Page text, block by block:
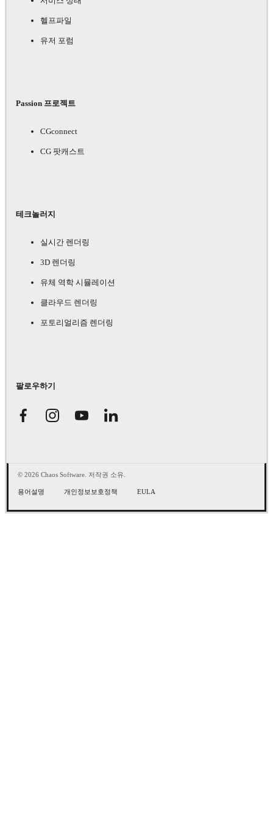
헬프파일
유저 포럼
Passion 프로젝트
CGconnect
CG 팟캐스트
테크놀러지
실시간 렌더링
3D 렌더링
유체 역학 시뮬레이션
클라우드 렌더링
포토리얼리즘 렌더링
팔로우하기
© 2026 Chaos Software. 저작권 소유.
용어설명 개인정보보호정책 EULA